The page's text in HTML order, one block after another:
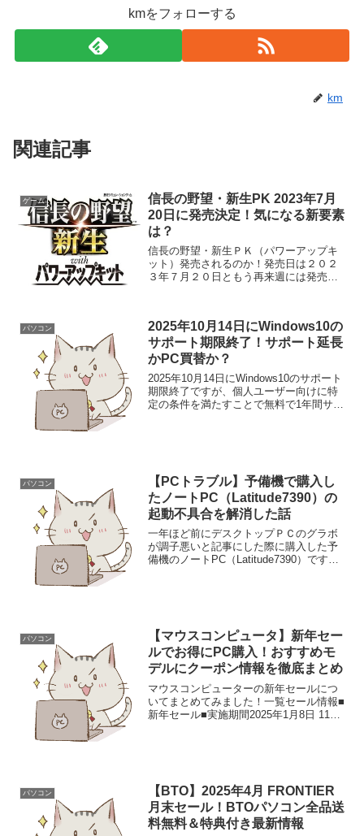
kmをフォローする
km
関連記事
ゲーム
信長の野望・新生PK 2023年7月
20日に発売決定！気になる新要素
は？
信長の野望・新生ＰＫ（パワーアップキ
ット）発売されるのか！発売日は２０２
３年７月２０日ともう再来週には発売で
た！ちなみに新生は...
パソコン
2025年10月14日にWindows10の
サポート期限終了！サポート延長
かPC買替か？
2025年10月14日にWindows10のサポート
期限終了ですが、個人ユーザー向けに特
定の条件を満たすことで無料で1年間サポ
パソコン
【PCトラブル】予備機で購入し
たノートPC（Latitude7390）の
起動不具合を解消した話
一年ほど前にデスクトップＰＣのグラボ
が調子悪いと記事にした際に購入した予
備機のノートPC（Latitude7390）です
パソコン
【マウスコンピュータ】新年セー
ルでお得にPC購入！おすすめモ
デルにクーポン情報を徹底まとめ
マウスコンピューターの新年セールにつ
いてまとめてみました！一覧セール情報■
新年セール■実施期間2025年1月8日 11時
パソコン
【BTO】2025年4月 FRONTIER
月末セール！BTOパソコン全品送
料無料＆特典付き最新情報